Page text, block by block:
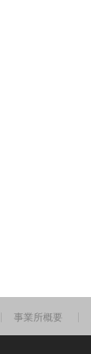
事業所概要